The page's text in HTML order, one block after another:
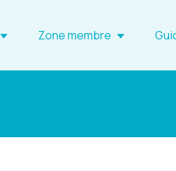
Zone membre